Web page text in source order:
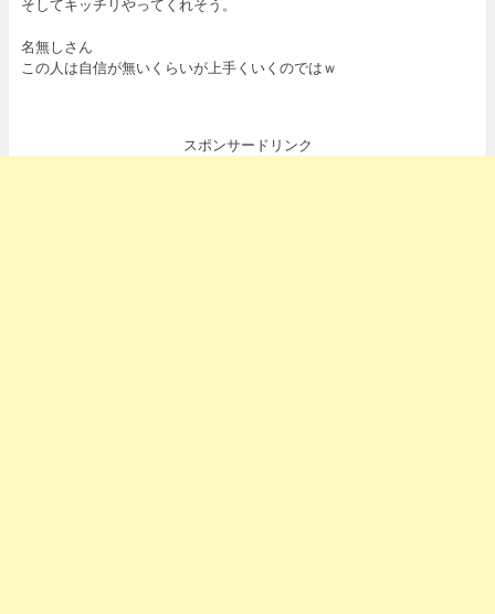
そしてキッチリやってくれそう。
名無しさん
この人は自信が無いくらいが上手くいくのではｗ
スポンサードリンク